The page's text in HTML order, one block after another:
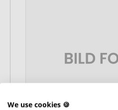
We use cookies 🍪